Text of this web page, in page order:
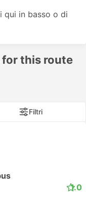
qui in basso o di
this route
Filtri
1.0